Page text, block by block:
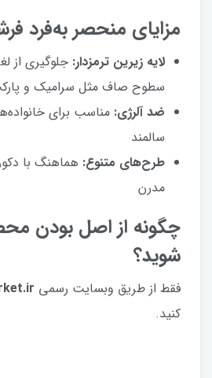
مزایای منحصر به‌فرد
لایه زیرین ترمزدار: جلوگیری از
سطوح صاف مثل سرامیک و
ضد آلرژی: مناسب برای
سالمند
طرح‌های متنوع: هماهنگ با
مدرن
چگونه از اصل بودن
شوید؟
فقط از طریق وبسایت رسمی
کنید.